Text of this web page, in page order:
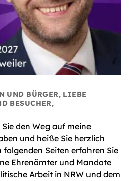
UND BÜRGER, LIEBE
BESUCHER,
den Weg auf meine
und heiße Sie herzlich
Seiten erfahren Sie
Ehrenämter und Mandate
Arbeit in NRW und dem